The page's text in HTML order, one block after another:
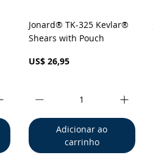
Visualização rápida
Jonard® TK-325 Kevlar®
Shears with Pouch
Preço
US$ 26,95
Adicionar ao
carrinho